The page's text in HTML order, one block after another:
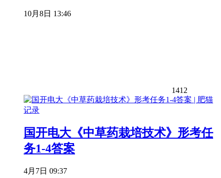
10月8日 13:46
1412
国开电大《中草药栽培技术》形考任
务1-4答案
4月7日 09:37